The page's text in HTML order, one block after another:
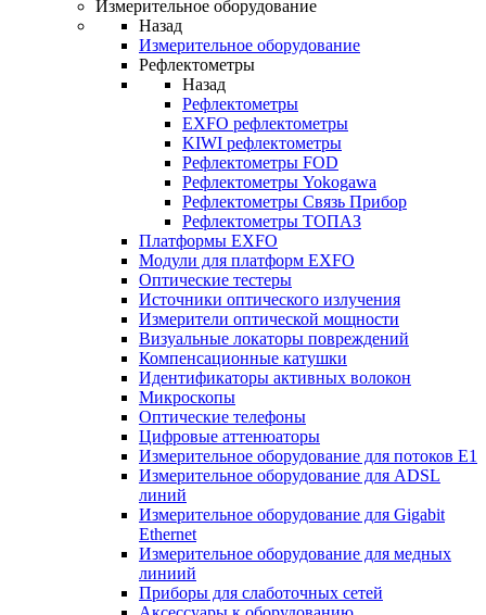
Измерительное оборудование
Назад
Измерительное оборудование
Рефлектометры
Назад
Рефлектометры
EXFO рефлектометры
KIWI рефлектометры
Рефлектометры FOD
Рефлектометры Yokogawa
Рефлектометры Связь Прибор
Рефлектометры ТОПАЗ
Платформы EXFO
Модули для платформ EXFO
Оптические тестеры
Источники оптического излучения
Измерители оптической мощности
Визуальные локаторы повреждений
Компенсационные катушки
Идентификаторы активных волокон
Микроскопы
Оптические телефоны
Цифровые аттенюаторы
Измерительное оборудование для потоков Е1
Измерительное оборудование для ADSL
линий
Измерительное оборудование для Gigabit
Ethernet
Измерительное оборудование для медных
линиий
Приборы для слаботочных сетей